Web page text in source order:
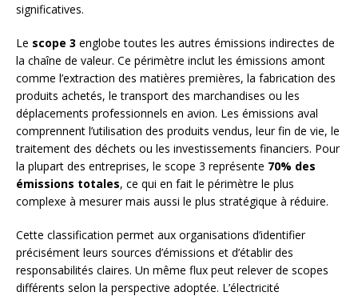
significatives.
Le scope 3 englobe toutes les autres émissions indirectes de
la chaîne de valeur. Ce périmètre inclut les émissions amont
comme l’extraction des matières premières, la fabrication des
produits achetés, le transport des marchandises ou les
déplacements professionnels en avion. Les émissions aval
comprennent l’utilisation des produits vendus, leur fin de vie, le
traitement des déchets ou les investissements financiers. Pour
la plupart des entreprises, le scope 3 représente 70% des
émissions totales, ce qui en fait le périmètre le plus
complexe à mesurer mais aussi le plus stratégique à réduire.
Cette classification permet aux organisations d’identifier
précisément leurs sources d’émissions et d’établir des
responsabilités claires. Un même flux peut relever de scopes
différents selon la perspective adoptée. L’électricité